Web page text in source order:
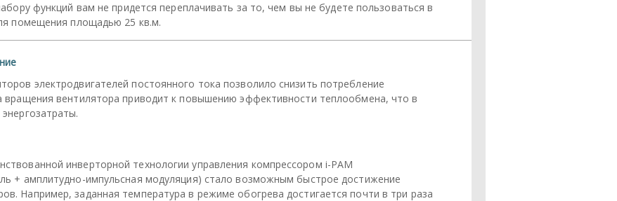
функций вам не придется переплачивать за то, чем вы не будете пользоваться в
помещения площадью 25 кв.м.
электродвигателей постоянного тока позволило снизить потребление
вращения вентилятора приводит к повышению эффективности теплообмена, что в
инверторной технологии управления компрессором i-PAM
+ амплитудно-импульсная модуляция) стало возможным быстрое достижение
Например, заданная температура в режиме обогрева достигается почти в три раза